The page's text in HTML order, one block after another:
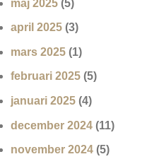
maj 2025 (5)
april 2025 (3)
mars 2025 (1)
februari 2025 (5)
januari 2025 (4)
december 2024 (11)
november 2024 (5)